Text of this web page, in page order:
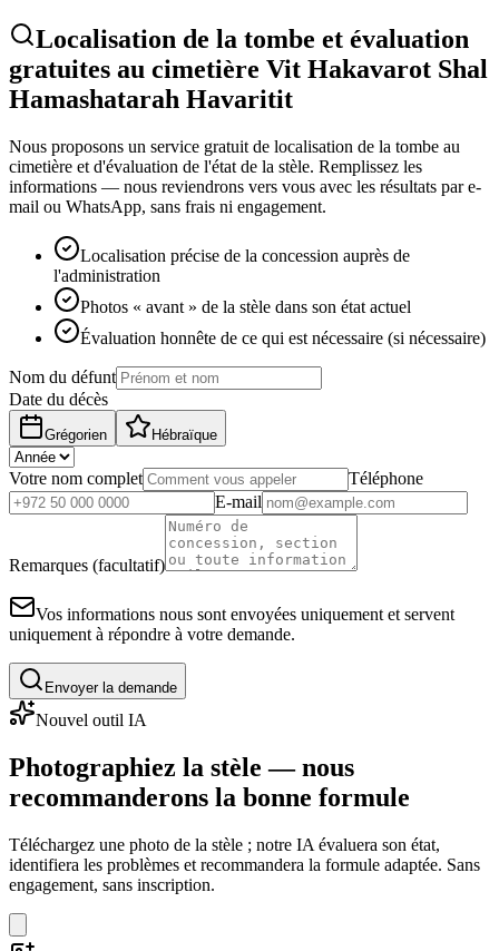
Localisation de la tombe et évaluation
gratuites au cimetière Vit Hakavarot Shal
Hamashatarah Havaritit
Nous proposons un service gratuit de localisation de la tombe au
cimetière et d'évaluation de l'état de la stèle. Remplissez les
informations — nous reviendrons vers vous avec les résultats par e-
mail ou WhatsApp, sans frais ni engagement.
Localisation précise de la concession auprès de
l'administration
Photos « avant » de la stèle dans son état actuel
Évaluation honnête de ce qui est nécessaire (si nécessaire)
Nom du défunt
Date du décès
Grégorien Hébraïque
Votre nom complet
Téléphone
E-mail
Remarques (facultatif)
Vos informations nous sont envoyées uniquement et servent
uniquement à répondre à votre demande.
Envoyer la demande
Nouvel outil IA
Photographiez la stèle — nous
recommanderons la bonne formule
Téléchargez une photo de la stèle ; notre IA évaluera son état,
identifiera les problèmes et recommandera la formule adaptée. Sans
engagement, sans inscription.